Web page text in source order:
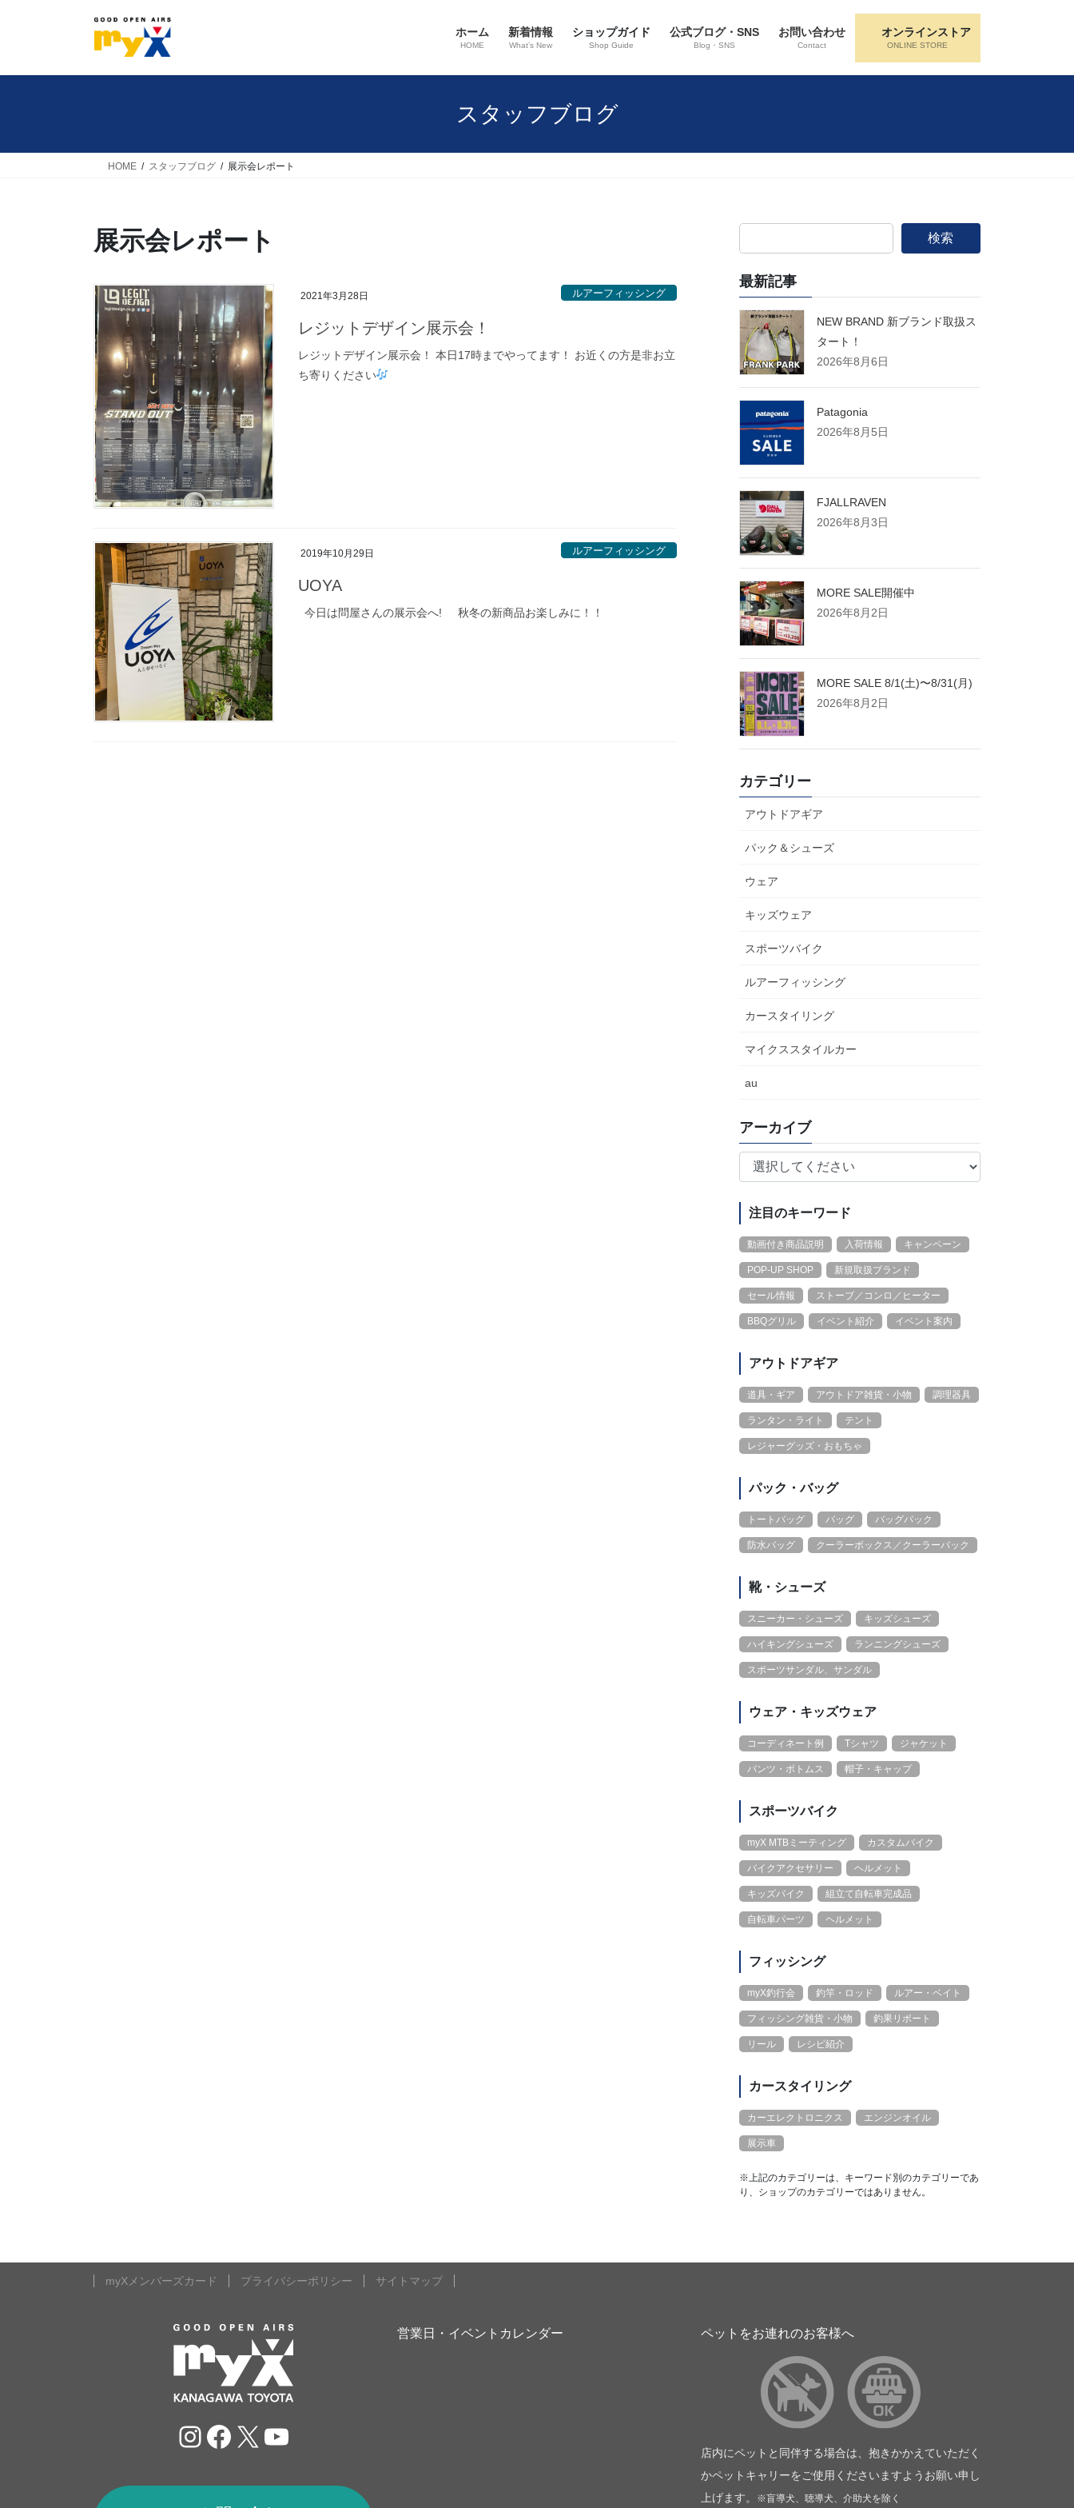
ン
ー
ホーム
HOME
新着情報
What’s New
ショップガイド
Shop Guide
公式ブログ・SNS
Blog・SNS
お問い合わせ
Contact
オンラインストア
ONLINE STORE
スタッフブログ
HOME スタッフブログ 展示会レポート
展示会レポート
2021年3月28日 ルアーフィッシング
レジットデザイン展示会！
レジットデザイン展示会！ 本日17時までやってます！ お近くの方是非お立
ち寄りください
2019年10月29日 ルアーフィッシング
UOYA
今日は問屋さんの展示会へ! 秋冬の新商品お楽しみに！！
検索
最新記事
NEW BRAND 新ブランド取扱ス
タート！
2026年8月6日
Patagonia
2026年8月5日
FJALLRAVEN
2026年8月3日
MORE SALE開催中
2026年8月2日
MORE SALE 8/1(土)〜8/31(月)
2026年8月2日
カテゴリー
アウトドアギア
パック＆シューズ
ウェア
キッズウェア
スポーツバイク
ルアーフィッシング
カースタイリング
マイクススタイルカー
au
アーカイブ
注目のキーワード
動画付き商品説明 入荷情報 キャンペーン
POP-UP SHOP 新規取扱ブランド
セール情報 ストーブ／コンロ／ヒーター
BBQグリル イベント紹介 イベント案内
アウトドアギア
道具・ギア アウトドア雑貨・小物 調理器具
ランタン・ライト テント
レジャーグッズ・おもちゃ
パック・バッグ
トートバッグ バッグ バッグパック
防水バッグ クーラーボックス／クーラーバック
靴・シューズ
スニーカー・シューズ キッズシューズ
ハイキングシューズ ランニングシューズ
スポーツサンダル、サンダル
ウェア・キッズウェア
コーディネート例 Tシャツ ジャケット
パンツ・ボトムス 帽子・キャップ
スポーツバイク
myX MTBミーティング カスタムバイク
バイクアクセサリー ヘルメット
キッズバイク 組立て自転車完成品
自転車パーツ ヘルメット
フィッシング
myX釣行会 釣竿・ロッド ルアー・ベイト
フィッシング雑貨・小物 釣果リポート
リール レシピ紹介
カースタイリング
カーエレクトロニクス エンジンオイル
展示車
※上記のカテゴリーは、キーワード別のカテゴリーであ
り、ショップのカテゴリーではありません。
myXメンバーズカード プライバシーポリシー サイトマップ
Instagram
Facebook
X YouTube
営業日・イベントカレンダー ペットをお連れのお客様へ
店内にペットと同伴する場合は、抱きかかえていただく
かペットキャリーをご使用くださいますようお願い申し
上げます。
※盲導犬、聴導犬、介助犬を除く